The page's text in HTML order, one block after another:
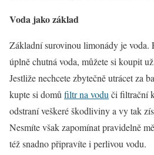
Voda jako základ
Základní surovinou limonády je voda.
úplně chutná voda, můžete si koupit
Jestliže nechcete zbytečně utrácet za
kupte si domů filtr na vodu či filtrační
odstraní veškeré škodliviny a vy tak
Nesmíte však zapomínat pravidelně
též snadno připravíte i perlivou vodu.